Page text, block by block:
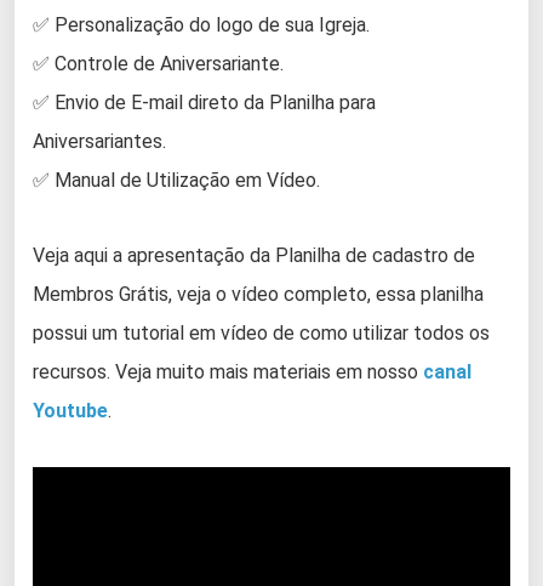
✅ Personalização do logo de sua Igreja.
✅ Controle de Aniversariante.
✅ Envio de E-mail direto da Planilha para
Aniversariantes.
✅ Manual de Utilização em Vídeo.
Veja aqui a apresentação da Planilha de cadastro de
Membros Grátis, veja o vídeo completo, essa planilha
possui um tutorial em vídeo de como utilizar todos os
recursos. Veja muito mais materiais em nosso canal
Youtube.